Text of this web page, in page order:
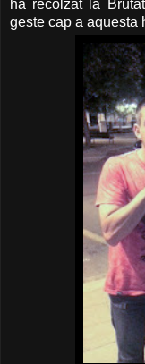
ha recolzat la
geste cap a aquesta